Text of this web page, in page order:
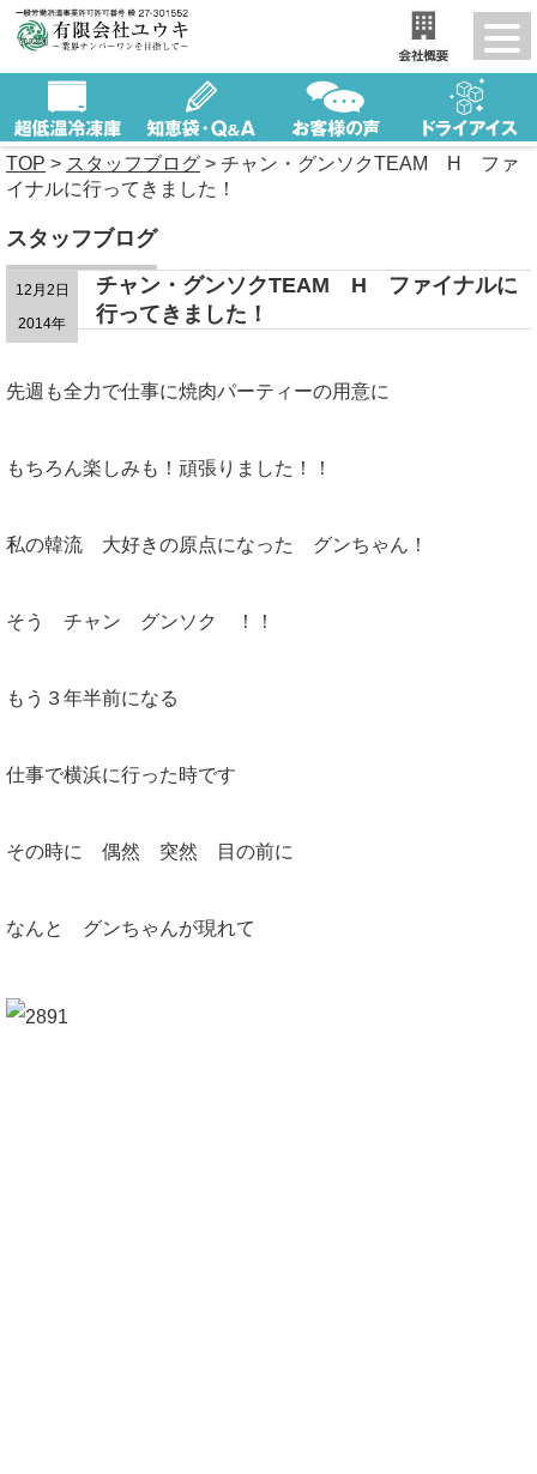
TOP > スタッフブログ > チャン・グンソクTEAM H ファ
イナルに行ってきました！
スタッフブログ
12月2日
2014年
チャン・グンソクTEAM H ファイナルに
行ってきました！
先週も全力で仕事に焼肉パーティーの用意に
もちろん楽しみも！頑張りました！！
私の韓流 大好きの原点になった グンちゃん！
そう チャン グンソク ！！
もう３年半前になる
仕事で横浜に行った時です
その時に 偶然 突然 目の前に
なんと グンちゃんが現れて